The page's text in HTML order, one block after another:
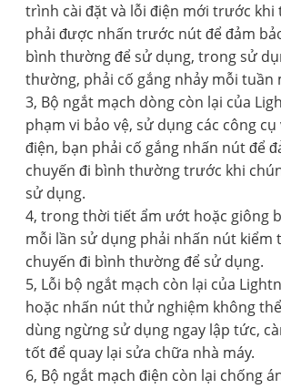
trình cài đặt và lỗi điện mới trước khi
phải được nhấn trước nút để đảm
bình thường để sử dụng, trong sử
thường, phải cố gắng nhảy mỗi tuần
3, Bộ ngắt mạch dòng còn lại của
phạm vi bảo vệ, sử dụng các công
điện, bạn phải cố gắng nhấn nút để
chuyến đi bình thường trước khi
sử dụng.
4, trong thời tiết ẩm ướt hoặc giông
mỗi lần sử dụng phải nhấn nút kiểm
chuyến đi bình thường để sử dụng.
5, Lỗi bộ ngắt mạch còn lại của
hoặc nhấn nút thử nghiệm không
dùng ngừng sử dụng ngay lập tức,
tốt để quay lại sửa chữa nhà máy.
6, Bộ ngắt mạch điện còn lại chống